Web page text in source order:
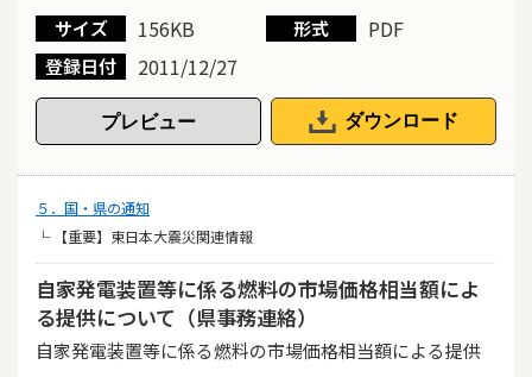
サイズ
156KB 形式 PDF
登録日付 2011/12/27
ダウンロード
５．国・県の通知
└ 【重要】東日本大震災関連情報
自家発電装置等に係る燃料の市場価格相当額によ
る提供について（県事務連絡）
自家発電装置等に係る燃料の市場価格相当額による提供